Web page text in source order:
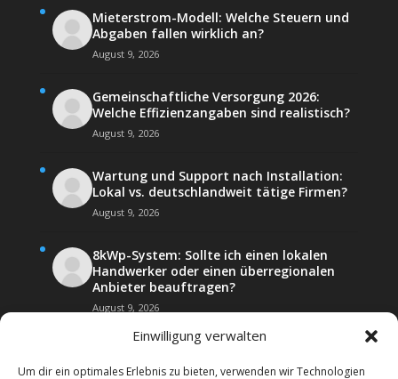
Einwilligung verwalten
Um dir ein optimales Erlebnis zu bieten, verwenden wir Technologien
Mieterstrom-Modell: Welche Steuern und
Abgaben fallen wirklich an?
August 9, 2026
Gemeinschaftliche Versorgung 2026:
Welche Effizienzangaben sind realistisch?
August 9, 2026
Wartung und Support nach Installation:
Lokal vs. deutschlandweit tätige Firmen?
August 9, 2026
8kWp-System: Sollte ich einen lokalen
Handwerker oder einen überregionalen
Anbieter beauftragen?
August 9, 2026